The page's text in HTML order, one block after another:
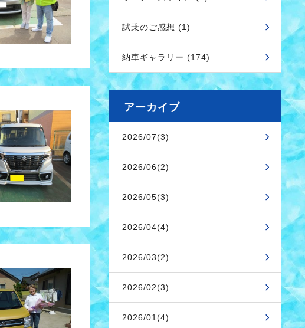
試乗のご感想 (1)
納車ギャラリー (174)
アーカイブ
2026/07(3)
2026/06(2)
2026/05(3)
2026/04(4)
2026/03(2)
2026/02(3)
2026/01(4)